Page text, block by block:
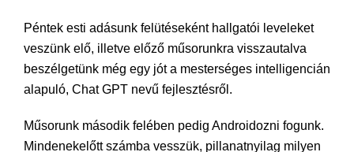
Péntek esti adásunk felütéseként hallgatói leveleket
veszünk elő, illetve előző műsorunkra visszautalva
beszélgetünk még egy jót a mesterséges intelligencián
alapuló, Chat GPT nevű fejlesztésről.
Műsorunk második felében pedig Androidozni fogunk.
Mindenekelőtt számba vesszük, pillanatnyilag milyen